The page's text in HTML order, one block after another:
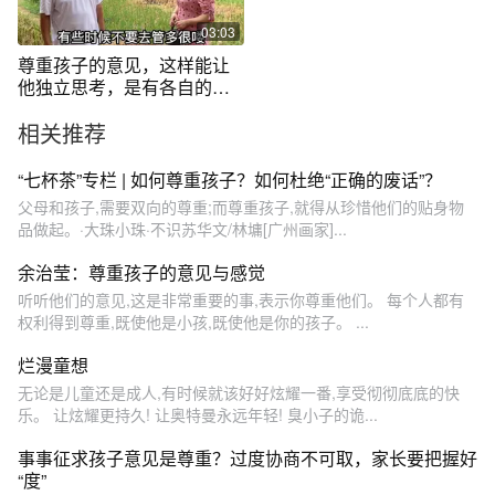
03:03
尊重孩子的意见，这样能让
他独立思考，是有各自的道
相关推荐
“七杯茶”专栏 | 如何尊重孩子？如何杜绝“正确的废话”？
父母和孩子,需要双向的尊重;而尊重孩子,就得从珍惜他们的贴身物
品做起。·大珠小珠·不识苏华文/林墉[广州画家]...
余治莹：尊重孩子的意见与感觉
听听他们的意见,这是非常重要的事,表示你尊重他们。 每个人都有
权利得到尊重,既使他是小孩,既使他是你的孩子。 ...
烂漫童想
无论是儿童还是成人,有时候就该好好炫耀一番,享受彻彻底底的快
乐。 让炫耀更持久! 让奥特曼永远年轻! 臭小子的诡...
事事征求孩子意见是尊重？过度协商不可取，家长要把握好
“度”